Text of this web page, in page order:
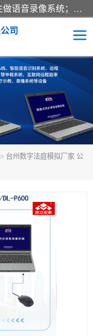
深圳鼎立宏泰科技有限公司专注做语音录像系统；主要服务有：约谈室同步录音录像系统、设计数字询问同步录音录像、数字约谈室同步录音录像、公开听证室、智慧庭审、智能语音识别转写、远程提讯（提审）、记录仪、远程指挥综合管理平台、录播系统等
司
> 台州数字法庭模拟厂家 公
携式审讯设备
室
识别